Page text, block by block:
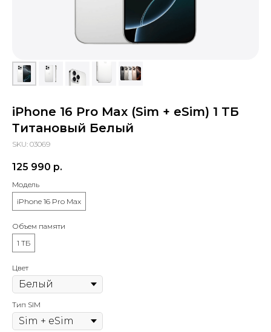
iPhone 16 Pro Max (Sim + eSim) 1 TБ
Титановый Белый
SKU: 03069
125 990 р.
Модель
iPhone 16 Pro Max
Объем памяти
1 ТБ
Цвет
Тип SIM